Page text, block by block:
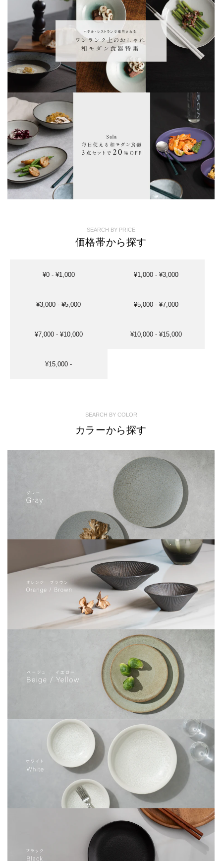
SEARCH BY PRICE
価格帯から探す
¥0 - ¥1,000 ¥1,000 - ¥3,000
¥3,000 - ¥5,000 ¥5,000 - ¥7,000
¥7,000 - ¥10,000 ¥10,000 - ¥15,000
¥15,000 -
SEARCH BY COLOR
カラーから探す